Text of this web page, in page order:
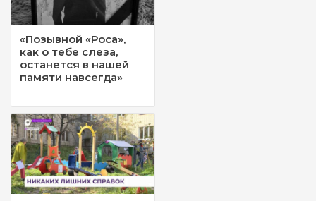
«Позывной «Роса»,
как о тебе слеза,
останется в нашей
памяти навсегда»